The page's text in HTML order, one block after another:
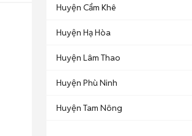
Huyện Cẩm Khê
Huyện Hạ Hòa
Huyện Lâm Thao
Huyện Phù Ninh
Huyện Tam Nông